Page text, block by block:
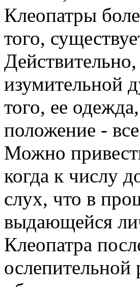
Клеопатры
того,
изумительной
того, ее
положение -
Можно
когда к числу
слух, что в
выдающейся
Клеопатра